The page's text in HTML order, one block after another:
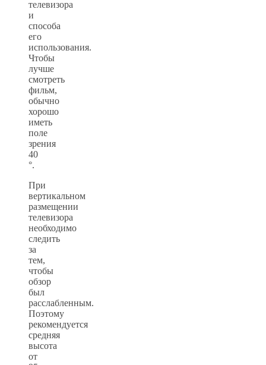
телевизора
и
способа
его
использования.
Чтобы
лучше
смотреть
фильм,
обычно
хорошо
иметь
поле
зрения
40
°.
При
вертикальном
размещении
телевизора
необходимо
следить
за
тем,
чтобы
обзор
был
расслабленным.
Поэтому
рекомендуется
средняя
высота
от